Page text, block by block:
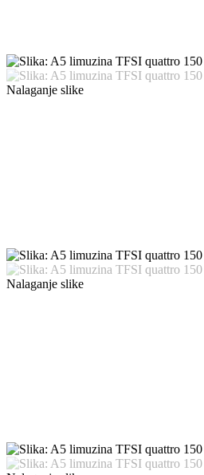
Nalaganje slike
Nalaganje slike